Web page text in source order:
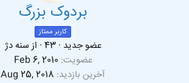
بردوک بزرگ
کاربر ممتاز
عضو جدید ·
43
· ازسنه دژ
عضویت Feb 6, 2010
آخرین بازدید Aug 25, 2018